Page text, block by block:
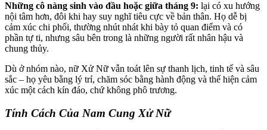
Những cô nàng sinh vào đầu hoặc giữa tháng 9: lại có xu hướng
nội tâm hơn, đôi khi hay suy nghĩ tiêu cực về bản thân. Họ dễ bị
cảm xúc chi phối, thường nhút nhát khi bày tỏ quan điểm và có
phần tự ti, nhưng sâu bên trong là những người rất nhân hậu và
chung thủy.
Dù ở nhóm nào, nữ Xử Nữ vẫn toát lên sự thanh lịch, tinh tế và sâu
sắc – họ yêu bằng lý trí, chăm sóc bằng hành động và thể hiện cảm
xúc một cách kín đáo, chứ không phô trương.
Tính Cách Của Nam Cung Xử Nữ